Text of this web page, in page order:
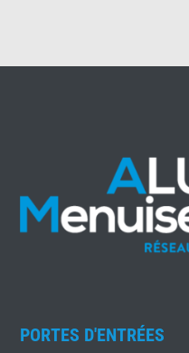
PORTES D'ENTRÉES